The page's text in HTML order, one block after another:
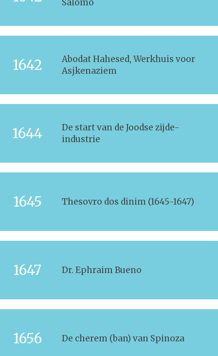
Salomo
1642
Abodat Hahesed, Werkhuis voor
Asjkenaziem
1644
De start van de Joodse zijde-
industrie
1645 Thesovro dos dinim (1645-1647)
1647 Dr. Ephraim Bueno
1656 De cherem (ban) van Spinoza